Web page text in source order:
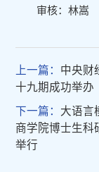
审核：林嵩
上一篇： 中央财
十九期成功举办
下一篇： 大语言
商学院博士生科
举行